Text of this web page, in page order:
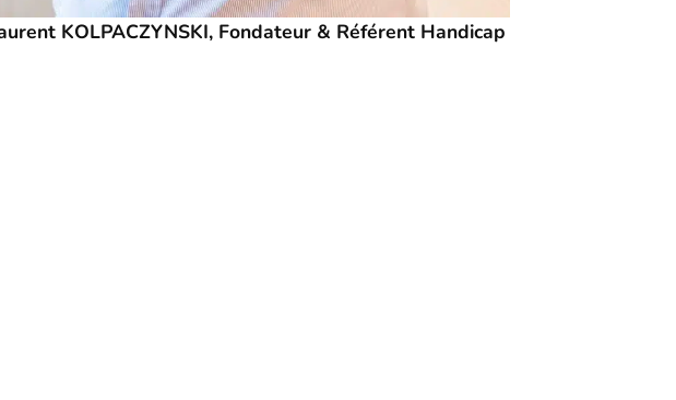
KOLPACZYNSKI, Fondateur & Référent Handicap